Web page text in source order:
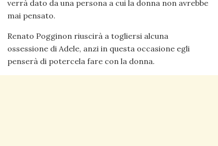
verrà dato da una persona a cui la donna non avrebbe
mai pensato.
Renato Pogginon riuscirà a togliersi alcuna
ossessione di Adele, anzi in questa occasione egli
penserà di potercela fare con la donna.